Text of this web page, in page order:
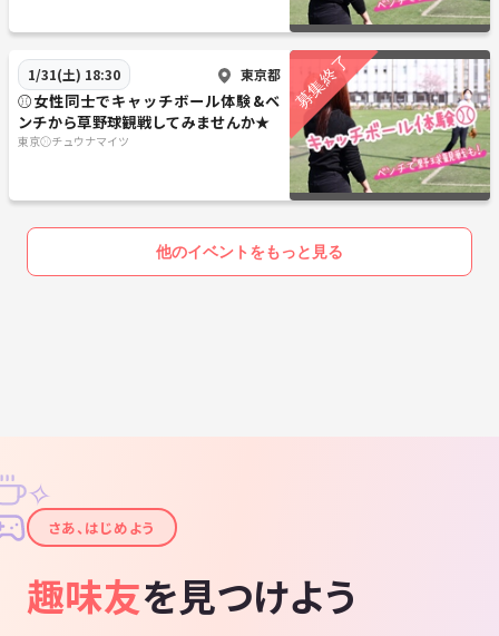
1/31(土) 18:30 東京都
⚾︎女性同士でキャッチボール体験&ベ
ンチから草野球観戦してみませんか★
東京⚾︎チュウナマイツ
他のイベントをもっと見る
✦
✧
さあ、はじめよう
趣味友を見つけよう